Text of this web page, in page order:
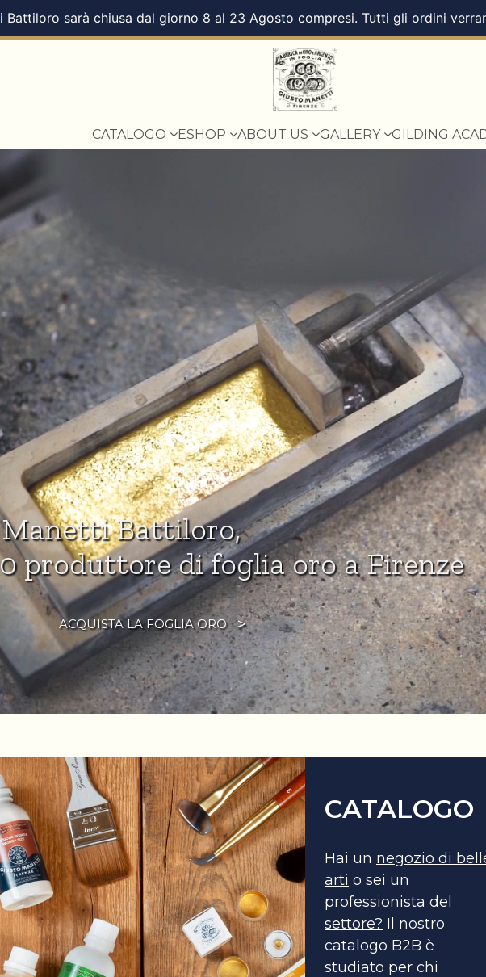
Battiloro sarà chiusa dal giorno 8 al 23 Agosto compresi. Tutti gli ordini
CATALOGO ESHOP ABOUT US GALLERY GILDING
Battiloro,
produttore di foglia oro a Firenze
ACQUISTA LA FOGLIA ORO
CATALOGO
Hai un negozio di
arti o sei un
professionista del
settore? Il nostro
catalogo B2B è
studiato per chi